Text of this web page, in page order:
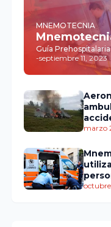
MNEMOTECNIA
Guía
-septiembre 11, 2023
marzo